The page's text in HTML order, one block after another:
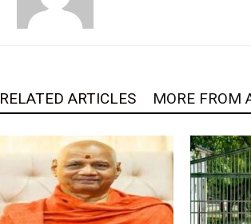
RELATED ARTICLES MORE FROM